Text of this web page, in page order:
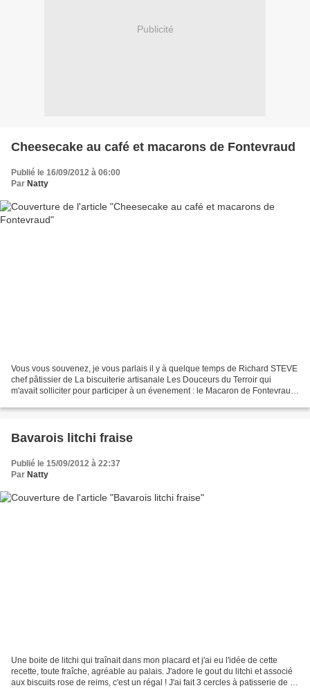
Publicité
Cheesecake au café et macarons de Fontevraud
Publié le 16/09/2012 à 06:00
Par Natty
Vous vous souvenez, je vous parlais il y à quelque temps de Richard STEVE
chef pâtissier de La biscuiterie artisanale Les Douceurs du Terroir qui
m'avait solliciter pour participer à un évenement : le Macaron de Fontevraud
Bavarois litchi fraise
Publié le 15/09/2012 à 22:37
Par Natty
Une boite de litchi qui traînait dans mon placard et j'ai eu l'idée de cette
recette, toute fraîche, agréable au palais. J'adore le gout du litchi et associé
aux biscuits rose de reims, c'est un régal ! J'ai fait 3 cercles à patisserie de 8